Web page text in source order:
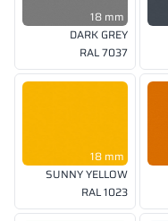
18 mm
DARK GREY
RAL 7037
18 mm
SUNNY YELLOW
RAL 1023